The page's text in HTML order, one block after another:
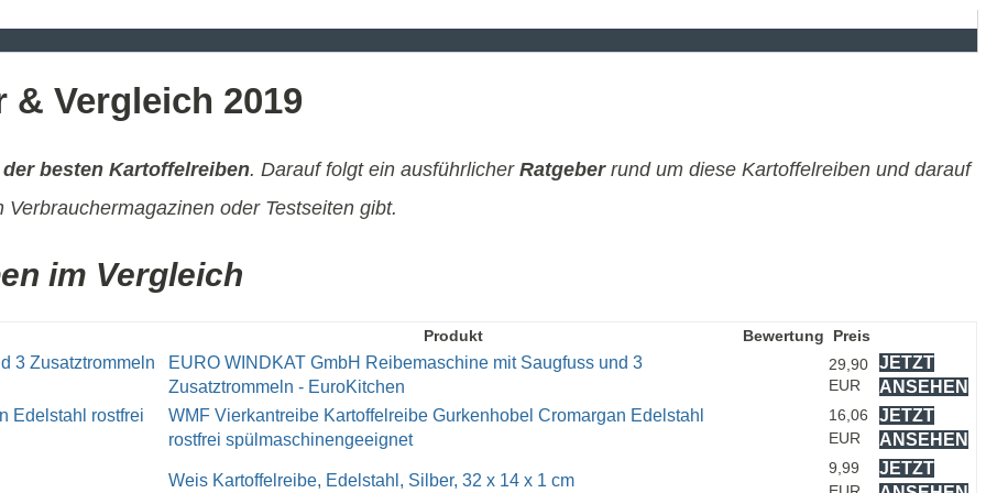
Vergleich 2019
besten Kartoffelreiben. Darauf folgt ein ausführlicher Ratgeberrund um diese Kartoffelreiben und darauf
Verbrauchermagazinen oder Testseiten gibt.
im Vergleich
Produkt Bewertung Preis
EURO WINDKAT GmbH Reibemaschine mit Saugfuss und 3
Zusatztrommeln - EuroKitchen
29,90
EUR
JETZT
ANSEHEN
WMF Vierkantreibe Kartoffelreibe Gurkenhobel Cromargan Edelstahl
rostfrei spülmaschinengeeignet
16,06
EUR
JETZT
ANSEHEN
Weis Kartoffelreibe, Edelstahl, Silber, 32 x 14 x 1 cm
9,99
JETZT